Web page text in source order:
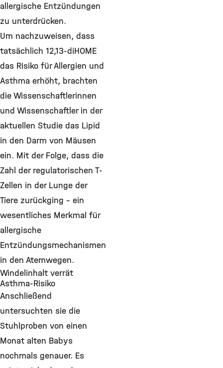
allergische Entzündungen
zu unterdrücken.
Um nachzuweisen, dass
tatsächlich 12,13-diHOME
das Risiko für Allergien und
Asthma erhöht, brachten
die Wissenschaftlerinnen
und Wissenschaftler in der
aktuellen Studie das Lipid
in den Darm von Mäusen
ein. Mit der Folge, dass die
Zahl der regulatorischen T-
Zellen in der Lunge der
Tiere zurückging - ein
wesentliches Merkmal für
allergische
Entzündungsmechanismen
in den Atemwegen.
Windelinhalt verrät
Asthma-Risiko
Anschließend
untersuchten sie die
Stuhlproben von einen
Monat alten Babys
nochmals genauer. Es